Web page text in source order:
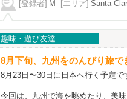
[登録者] M [エリア] Santa
趣味・遊び友達
8月下旬、九州をのんびり旅で
8月23日〜30日に日本へ行く予定で
今回は、九州で海を眺めたり、美